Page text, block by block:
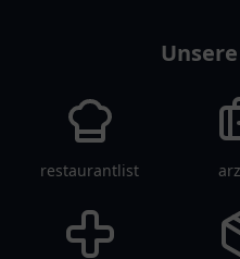
restaurantlist